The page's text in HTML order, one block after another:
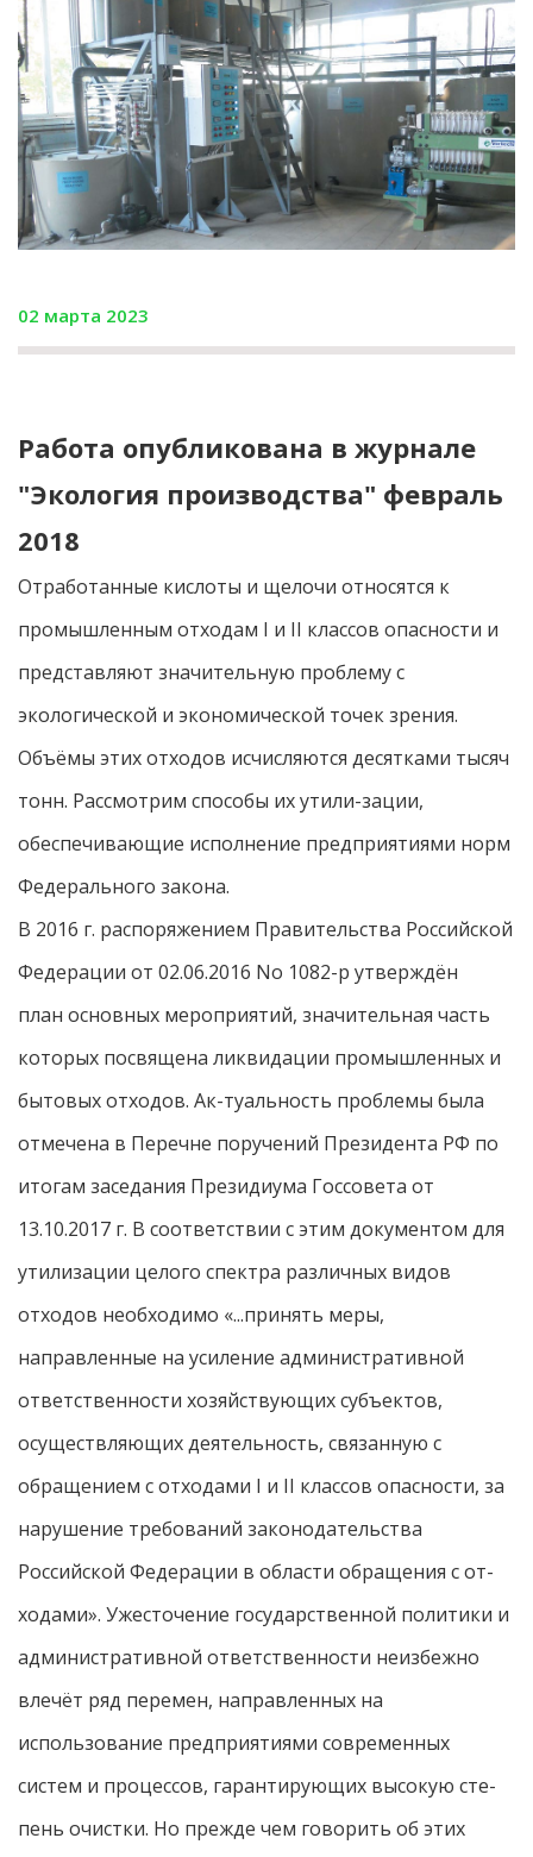
02 марта 2023
Работа опубликована в журнале
"Экология производства" февраль
2018
Отработанные кислоты и щелочи относятся к
промышленным отходам I и II классов опасности и
представляют значительную проблему с
экологической и экономической точек зрения.
Объёмы этих отходов исчисляются десятками тысяч
тонн. Рассмотрим способы их утили-зации,
обеспечивающие исполнение предприятиями норм
Федерального закона.
В 2016 г. распоряжением Правительства Российской
Федерации от 02.06.2016 No 1082-р утверждён
план основных мероприятий, значительная часть
которых посвящена ликвидации промышленных и
бытовых отходов. Ак-туальность проблемы была
отмечена в Перечне поручений Президента РФ по
итогам заседания Президиума Госсовета от
13.10.2017 г. В соответствии с этим документом для
утилизации целого спектра различных видов
отходов необходимо «...принять меры,
направленные на усиление административной
ответственности хозяйствующих субъектов,
осуществляющих деятельность, связанную с
обращением с отходами I и II классов опасности, за
нарушение требований законодательства
Российской Федерации в области обращения с от-
ходами». Ужесточение государственной политики и
административной ответственности неизбежно
влечёт ряд перемен, направленных на
использование предприятиями современных
систем и процессов, гарантирующих высокую сте-
пень очистки. Но прежде чем говорить об этих